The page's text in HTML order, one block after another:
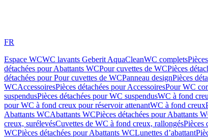
FR
Espace WCWC lavants Geberit AquaCleanWC complets
détachées pour Abattants WCPour cuvettes de WCPièces
détachées pour Pour cuvettes de WCPanneau designPièces
WCAccessoiresPièces détachées pour AccessoiresPour WC
suspendusPièces détachées pour WC suspendusWC à fond
pour WC à fond creux pour réservoir attenantWC à fond creux
Abattants WCAbattants WCPièces détachées pour Abattants
creux, surélevésCuvettes de WC à fond creux, rallongésPièces
WCPièces détachées pour Abattants WCLunettes d’abattant